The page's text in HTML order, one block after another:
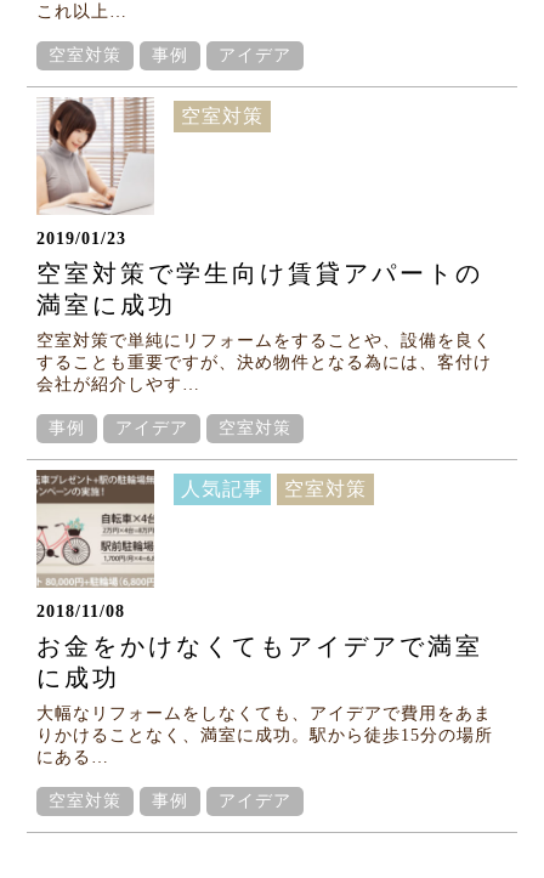
コラム
これ以上…
空室対策 事例 アイデア
空室対策
2019/01/23
空室対策で学生向け賃貸アパートの
満室に成功
空室対策で単純にリフォームをすることや、設備を良く
することも重要ですが、決め物件となる為には、客付け
会社が紹介しやす…
事例 アイデア 空室対策
人気記事 空室対策
2018/11/08
お金をかけなくてもアイデアで満室
に成功
大幅なリフォームをしなくても、アイデアで費用をあま
りかけることなく、満室に成功。駅から徒歩15分の場所
にある…
空室対策 事例 アイデア